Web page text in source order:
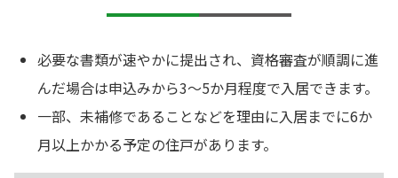
必要な書類が速やかに提出され、資格審査が順調に進
んだ場合は申込みから3～5か月程度で入居できます。
一部、未補修であることなどを理由に入居までに6か
月以上かかる予定の住戸があります。